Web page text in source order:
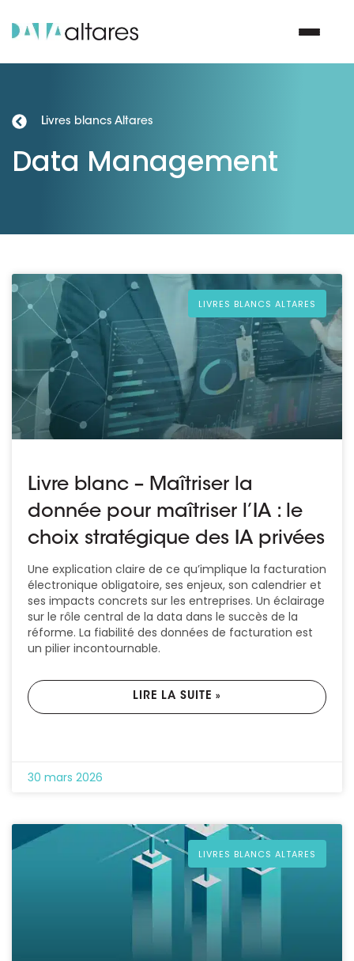
Vos enjeux
Notre groupe
Nos partenaires
Ressources
Livres blancs Altares
Data Management
LIVRES BLANCS ALTARES
Livre blanc – Maîtriser la
donnée pour maîtriser l’IA : le
choix stratégique des IA privées
Une explication claire de ce qu’implique la facturation
électronique obligatoire, ses enjeux, son calendrier et
ses impacts concrets sur les entreprises. Un éclairage
sur le rôle central de la data dans le succès de la
réforme. La fiabilité des données de facturation est
un pilier incontournable.
LIRE LA SUITE »
30 mars 2026
LIVRES BLANCS ALTARES